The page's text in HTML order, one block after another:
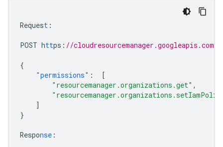
Request :
POST https : //
{
"permissions" :
[
"resourcemanager.organizations.get" ,
]
}
Response :